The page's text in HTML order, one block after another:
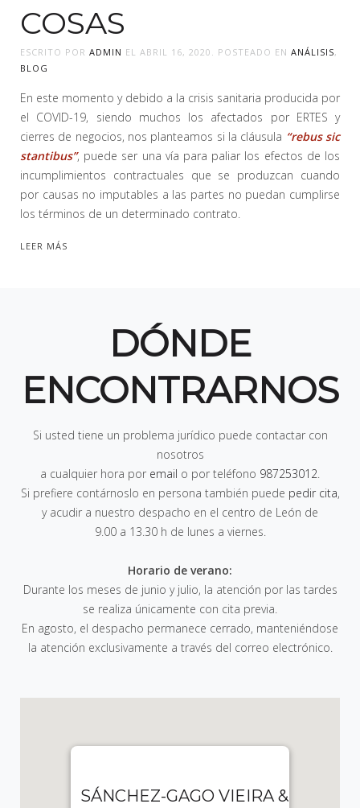
COSAS
ESCRITO POR ADMIN EL ABRIL 16, 2020 . POSTEADO EN ANÁLISIS,
BLOG
En este momento y debido a la crisis sanitaria producida por
el COVID-19, siendo muchos los afectados por ERTES y
cierres de negocios, nos planteamos si la cláusula “rebus sic
stantibus”, puede ser una vía para paliar los efectos de los
incumplimientos contractuales que se produzcan cuando
por causas no imputables a las partes no puedan cumplirse
los términos de un determinado contrato.
LEER MÁS
DÓNDE
ENCONTRARNOS
Si usted tiene un problema jurídico puede contactar con
nosotros
a cualquier hora por email o por teléfono 987253012.
Si prefiere contárnoslo en persona también puede pedir cita,
y acudir a nuestro despacho en el centro de León de
9.00 a 13.30 h de lunes a viernes.
Horario de verano:
Durante los meses de junio y julio, la atención por las tardes
se realiza únicamente con cita previa.
En agosto, el despacho permanece cerrado, manteniéndose
la atención exclusivamente a través del correo electrónico.
SÁNCHEZ-GAGO VIEIRA &